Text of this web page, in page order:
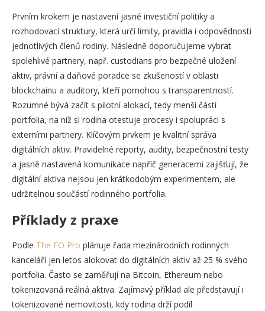
Prvním krokem je nastavení jasné investiční politiky a
rozhodovací struktury, která určí limity, pravidla i odpovědnosti
jednotlivých členů rodiny. Následně doporučujeme vybrat
spolehlivé partnery, např. custodians pro bezpečné uložení
aktiv, právní a daňové poradce se zkušeností v oblasti
blockchainu a auditory, kteří pomohou s transparentností.
Rozumné bývá začít s pilotní alokací, tedy menší částí
portfolia, na níž si rodina otestuje procesy i spolupráci s
externími partnery. Klíčovým prvkem je kvalitní správa
digitálních aktiv. Pravidelné reporty, audity, bezpečnostní testy
a jasně nastavená komunikace napříč generacemi zajišťují, že
digitální aktiva nejsou jen krátkodobým experimentem, ale
udržitelnou součástí rodinného portfolia.
Příklady z praxe
Podle The FO Pro plánuje řada mezinárodních rodinných
kanceláří jen letos alokovat do digitálních aktiv až 25 % svého
portfolia. Často se zaměřují na Bitcoin, Ethereum nebo
tokenizovaná reálná aktiva. Zajímavý příklad ale představují i
tokenizované nemovitosti, kdy rodina drží podíl